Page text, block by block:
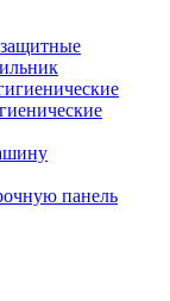
панель